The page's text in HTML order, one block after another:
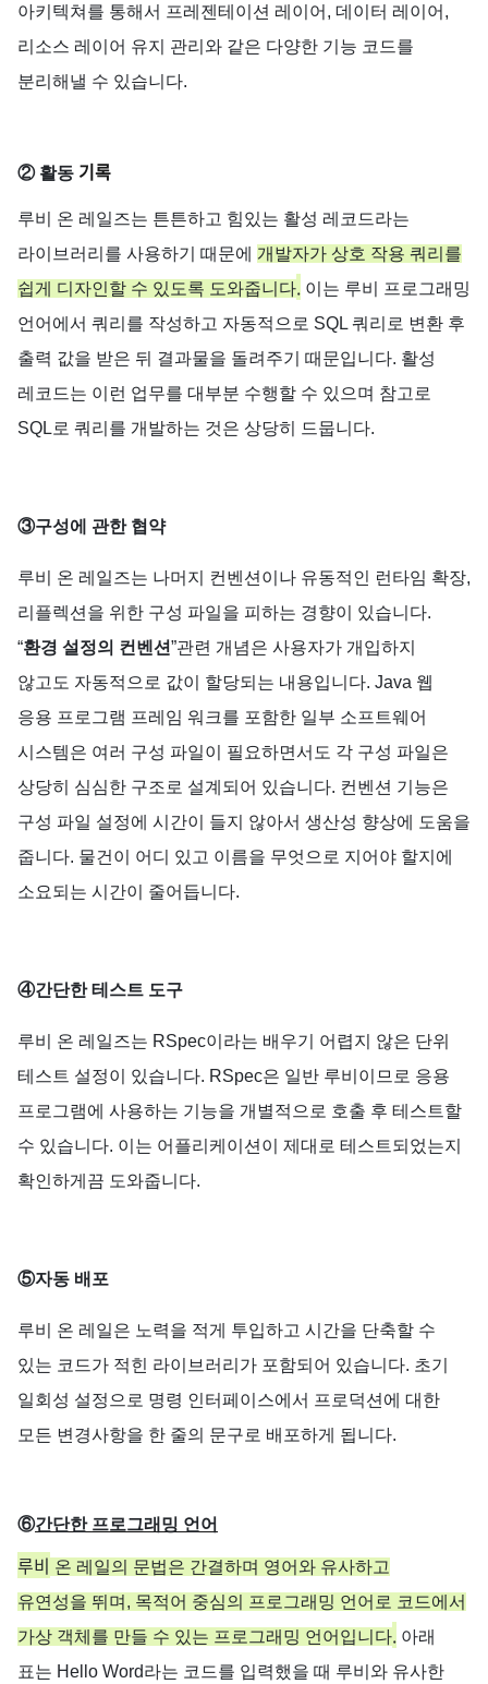
아키텍쳐를 통해서 프레젠테이션 레이어 , 데이터 레이어 ,
리소스 레이어 유지 관리와 같은 다양한 기능 코드를
분리해낼 수 있습니다.
② 활동 기록
루비 온 레일즈는 튼튼하고 힘있는 활성 레코드라는
라이브러리를 사용하기 때문에 개발자가 상호 작용 쿼리를
쉽게 디자인할 수 있도록 도와줍니다. 이는 루비
프로그래밍
언어에서 쿼리를 작성하고 자동적으로 SQL 쿼리로 변환 후
출력 값을 받은 뒤 결과물을 돌려주기 때문입니다. 활성
레코드는 이런 업무를 대부분 수행할 수 있으며 참고로
SQL 로 쿼리를 개발하는 것은 상당히 드뭅니다.
③구성에 관한 협약
루비 온 레일즈는 나머지 컨벤션이나 유동적인 런타임 확장,
리플렉션을 위한 구성 파일을 피하는 경향이 있습니다.
“환경 설정의 컨벤션”관련 개념은 사용자가 개입하지
않고도 자동적으로 값이 할당되는 내용입니다. Java 웹
응용 프로그램 프레임 워크를 포함한 일부 소프트웨어
시스템은 여러 구성 파일이 필요하면서도 각 구성 파일은
상당히 심심한 구조로 설계되어 있습니다. 컨벤션 기능은
구성 파일 설정에 시간이 들지 않아서 생산성 향상에
도움을
줍니다. 물건이 어디 있고 이름을 무엇으로 지어야 할지에
소요되는 시간이 줄어듭니다.
④간단한 테스트 도구
루비 온 레일즈는 RSpec이라는 배우기 어렵지 않은 단위
테스트 설정이 있습니다. RSpec은 일반 루비이므로 응용
프로그램에 사용하는 기능을 개별적으로 호출 후 테스트할
수 있습니다. 이는 어플리케이션이 제대로 테스트되었는지
확인하게끔 도와줍니다.
⑤자동 배포
루비 온 레일은 노력을 적게 투입하고 시간을 단축할 수
있는 코드가 적힌 라이브러리가 포함되어 있습니다. 초기
일회성 설정으로 명령 인터페이스에서 프로덕션에 대한
모든 변경사항을 한 줄의 문구로 배포하게 됩니다.
⑥간단한 프로그래밍 언어
루비 온 레일의 문법은 간결하며 영어와 유사하고
유연성을 뛰며, 목적어 중심의 프로그래밍 언어로 코드에서
가상 객체를 만들 수 있는 프로그래밍 언어입니다. 아래
표는 Hello Word라는 코드를 입력했을 때 루비와 유사한